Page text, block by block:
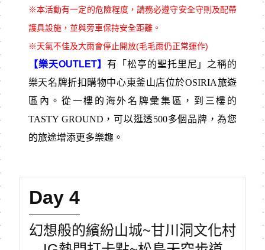
※本活動有一定的危險程度，請務必遵守安全守則及配帶
護具設施，並與旁車保持安全距離。
※天氣不佳及大雨會停止開放(毛毛雨仍正常運作)
【樂天OUTLET】 有「松亭的聖托里尼」之稱的
樂天名牌折扣購物中心東釜山店位於OSIRIA旅遊
區內。從一樓的海外名牌彙集區，到三樓的
TASTY GROUND，可以逛透500多個品牌，為您
的旅途增添更多樂趣。
Day 4
幻想般的繽紛山城~甘川洞文化村